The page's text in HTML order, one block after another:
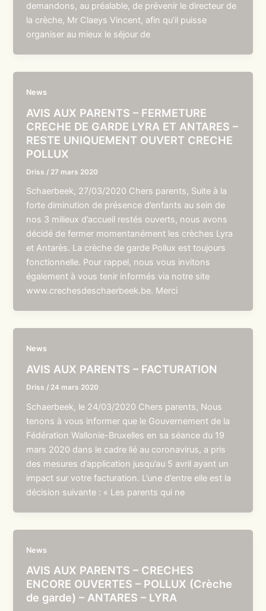
demandons, au préalable, de prévenir le directeur de
la crèche, Mr Claeys Vincent, afin qu’il puisse
organiser au mieux le séjour de
News
AVIS AUX PARENTS – FERMETURE
CRECHE DE GARDE LYRA ET ANTARES –
RESTE UNIQUEMENT OUVERT CRECHE
POLLUX
Driss / 27 mars 2020
Schaerbeek, 27/03/2020 Chers parents, Suite à la
forte diminution de présence d’enfants au sein de
nos 3 milieux d’accueil restés ouverts, nous avons
décidé de fermer momentanément les crèches Lyra
et Antarès. La crèche de garde Pollux est toujours
fonctionnelle. Pour rappel, nous vous invitons
également à vous tenir informés via notre site
www.crechesdeschaerbeek.be. Merci
News
AVIS AUX PARENTS – FACTURATION
Driss / 24 mars 2020
Schaerbeek, le 24/03/2020 Chers parents, Nous
tenons à vous informer que le Gouvernement de la
Fédération Wallonie-Bruxelles en sa séance du 19
mars 2020 dans le cadre lié au coronavirus, a pris
des mesures d’application jusqu’au 5 avril ayant un
impact sur votre facturation. L’une d’entre elle est la
décision suivante : « Les parents qui ne
News
AVIS AUX PARENTS – CRECHES
ENCORE OUVERTES – POLLUX (Crèche
de garde) – ANTARES – LYRA